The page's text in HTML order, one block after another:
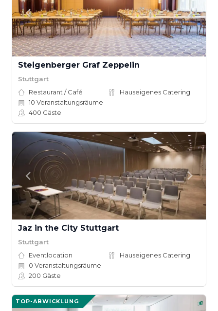
Steigenberger Graf Zeppelin
Stuttgart
Restaurant / Café
Hauseigenes Catering
10 Veranstaltungsräume
400 Gäste
Jaz in the City Stuttgart
Stuttgart
Eventlocation
Hauseigenes Catering
0 Veranstaltungsräume
200 Gäste
TOP-ABWICKLUNG